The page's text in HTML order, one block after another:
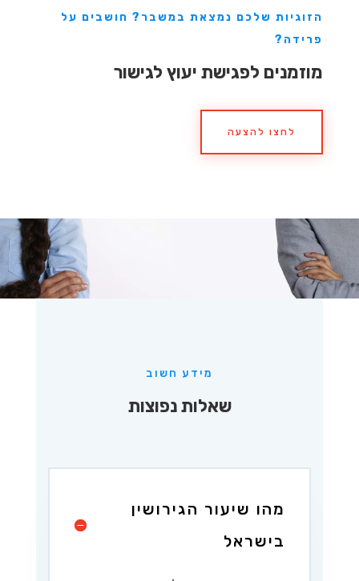
הזוגיות שלכם נמצאת במשבר? חושבים על
פרידה?
מוזמנים לפגישת יעוץ לגישור
לחצו להצעה
מידע חשוב
שאלות נפוצות
מהו שיעור הגירושין
בישראל